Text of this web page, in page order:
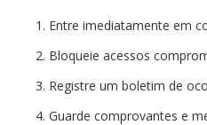
Entre imediatamente em
Bloqueie acessos
Registre um boletim de
Guarde comprovantes e